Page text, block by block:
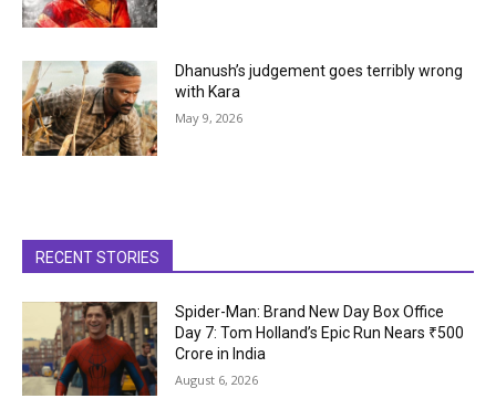
Dhanush’s judgement goes terribly wrong
with Kara
May 9, 2026
RECENT STORIES
Spider-Man: Brand New Day Box Office
Day 7: Tom Holland’s Epic Run Nears ₹500
Crore in India
August 6, 2026